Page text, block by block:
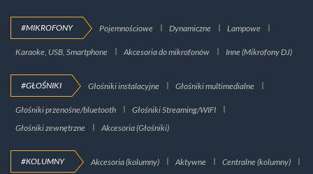
#MIKROFONY Pojemnościowe Dynamiczne Lampowe
Karaoke, USB, Smartphone Akcesoria do mikrofonów Inne (Mikrofony DJ)
#GŁOŚNIKI Głośniki instalacyjne Głośniki multimedialne
Głośniki przenośne/bluetooth
Głośniki Streaming/WIFI
Głośniki zewnętrzne
Akcesoria (Głośniki)
#KOLUMNY Akcesoria (kolumny) Aktywne Centralne (kolumny)